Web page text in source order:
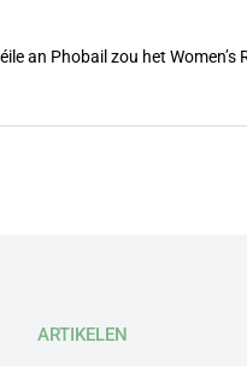
an Phobail zou het
ARTIKELEN